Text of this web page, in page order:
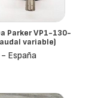
Parker VP1-130-
variable)
- España